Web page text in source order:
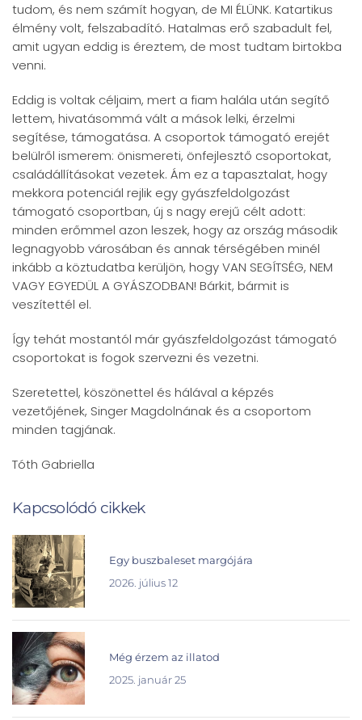
tudom, és nem számít hogyan, de MI ÉLÜNK. Katartikus
élmény volt, felszabadító. Hatalmas erő szabadult fel,
amit ugyan eddig is éreztem, de most tudtam birtokba
venni.
Eddig is voltak céljaim, mert a fiam halála után segítő
lettem, hivatásommá vált a mások lelki, érzelmi
segítése, támogatása. A csoportok támogató erejét
belülről ismerem: önismereti, önfejlesztő csoportokat,
családállításokat vezetek. Ám ez a tapasztalat, hogy
mekkora potenciál rejlik egy gyászfeldolgozást
támogató csoportban, új s nagy erejű célt adott:
minden erőmmel azon leszek, hogy az ország második
legnagyobb városában és annak térségében minél
inkább a köztudatba kerüljön, hogy VAN SEGÍTSÉG, NEM
VAGY EGYEDÜL A GYÁSZODBAN! Bárkit, bármit is
veszítettél el.
Így tehát mostantól már gyászfeldolgozást támogató
csoportokat is fogok szervezni és vezetni.
Szeretettel, köszönettel és hálával a képzés
vezetőjének, Singer Magdolnának és a csoportom
minden tagjának.
Tóth Gabriella
Kapcsolódó cikkek
Egy buszbaleset margójára
2026. július 12
Még érzem az illatod
2025. január 25